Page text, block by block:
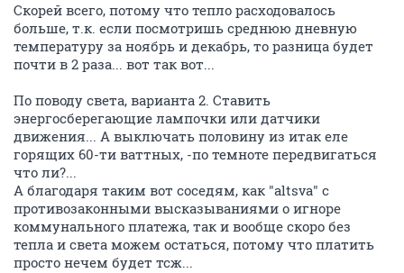
Скорей всего, потому что тепло расходовалось
больше, т.к. если посмотришь среднюю дневную
температуру за ноябрь и декабрь, то разница будет
почти в 2 раза... вот так вот...
По поводу света, варианта 2. Ставить
энергосберегающие лампочки или датчики
движения... А выключать половину из итак еле
горящих 60-ти ваттных, -по темноте передвигаться
что ли?...
А благодаря таким вот соседям, как "altsva" с
противозаконными высказываниями о игноре
коммунального платежа, так и вообще скоро без
тепла и света можем остаться, потому что платить
просто нечем будет тсж...